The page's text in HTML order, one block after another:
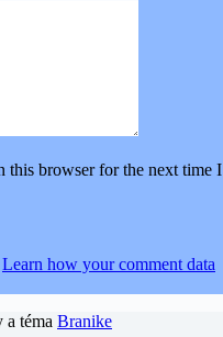
this browser for the next time I
Learn how your comment data
téma Branike